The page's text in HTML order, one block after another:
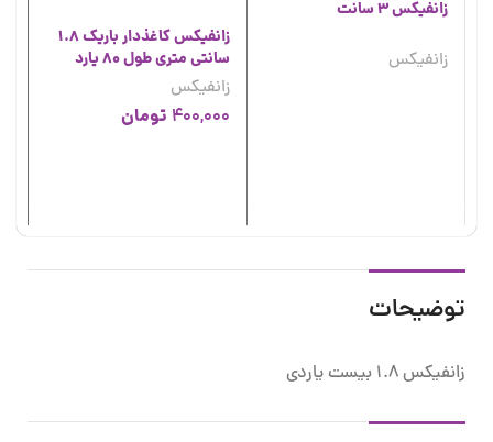
زانفیکس 3 سانت
زانفیکس
زانفیکس کاغذدار باریک 1.8
سانتی متری طول 80 یارد
زانفیکس
400,000 تومان
توضیحات
زانفیکس 1.8 بیست یاردی